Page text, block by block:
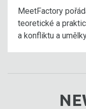
MeetFactory
teoretické a
a konfliktu a